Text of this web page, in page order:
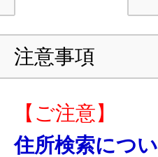
注意事項
【ご注意】
住所検索につ